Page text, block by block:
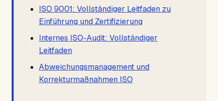
ISO 9001: Vollständiger Leitfaden zu
Einführung und Zertifizierung
Internes ISO-Audit: Vollständiger
Leitfaden
Abweichungsmanagement und
Korrekturmaßnahmen ISO